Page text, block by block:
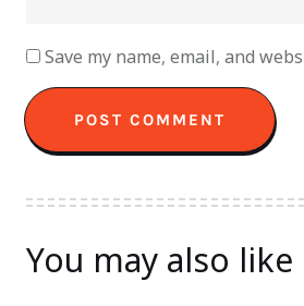
Save my name, email, and
You may also like